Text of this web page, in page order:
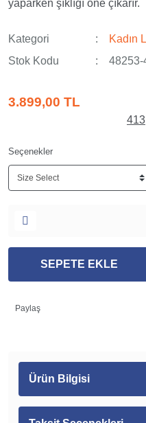
yaparken şıklığı öne çıkarır.
Kategori
Kadın
Stok Kodu
48253-
3.899,00 TL
Seçenekler
SEPETE EKLE
Paylaş
Ürün Bilgisi